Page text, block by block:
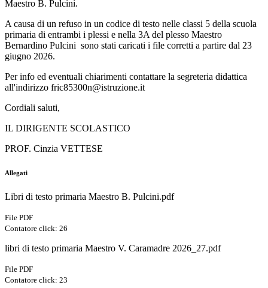
Maestro B. Pulcini.
A causa di un refuso in un codice di testo nelle classi 5 della scuola
primaria di entrambi i plessi e nella 3A del plesso Maestro
Bernardino Pulcini sono stati caricati i file corretti a partire dal 23
giugno 2026.
Per info ed eventuali chiarimenti contattare la segreteria didattica
all'indirizzo fric85300n@istruzione.it
Cordiali saluti,
IL DIRIGENTE SCOLASTICO
PROF. Cinzia VETTESE
Allegati
Libri di testo primaria Maestro B. Pulcini.pdf
File PDF
Contatore click: 26
libri di testo primaria Maestro V. Caramadre 2026_27.pdf
File PDF
Contatore click: 23